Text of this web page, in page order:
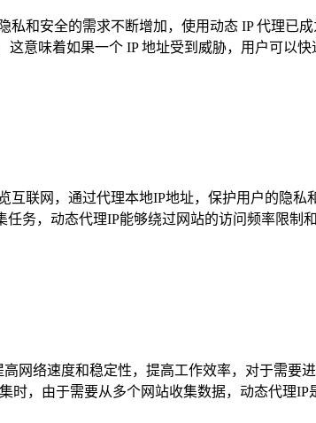
和安全的需求不断增加，使用动态 IP 代理已
意味着如果一个 IP 地址受到威胁，用户可以快
联网，通过代理本地IP地址，保护用户的隐私
务，动态代理IP能够绕过网站的访问频率限制
网络速度和稳定性，提高工作效率，对于需要
，由于需要从多个网站收集数据，动态代理